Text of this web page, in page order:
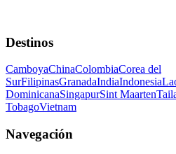
Destinos
CamboyaChinaColombiaCorea del
SurFilipinasGranadaIndiaIndonesia
DominicanaSingapurSint Maarten
TobagoVietnam
Navegación